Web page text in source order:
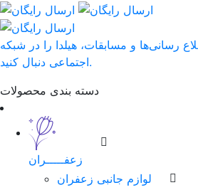
رسانی‌ها و مسابقات، هیلدا را در شبکه
اجتماعی دنبال کنید.
دسته بندی محصولات
زعفـــــران
لوازم جانبی زعفران